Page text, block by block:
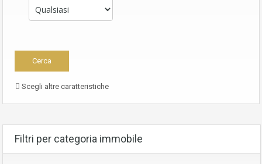
Scegli altre caratteristiche
Filtri per categoria immobile